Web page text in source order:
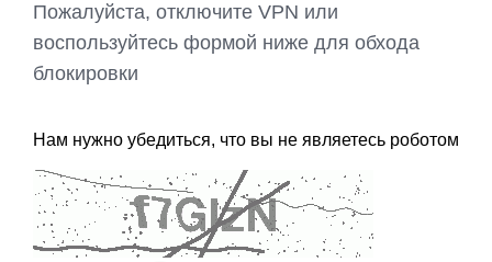
Пожалуйста, отключите VPN или
воспользуйтесь формой ниже для обхода
блокировки
Нам нужно убедиться, что вы не являетесь роботом